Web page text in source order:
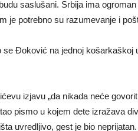
saslušani. Srbija ima
je potrebno su razumevanje i
Đoković na jednoj košarkaškoj
izjavu „da nikada neće
pismo u kojem dete izražava
uvredljivo, gest je bio neprijatan.